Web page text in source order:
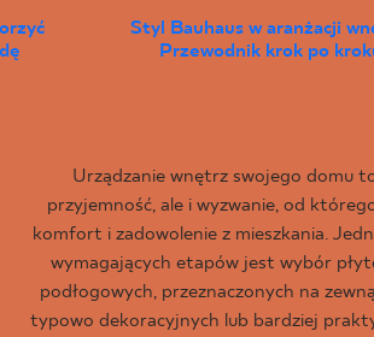
Styl Bauhaus w aranżacji
Przewodnik krok po
Urządzanie wnętrz swojego domu
przyjemność, ale i wyzwanie, od
komfort i zadowolenie z mieszkania.
wymagających etapów jest wybór
podłogowych, przeznaczonych na
typowo dekoracyjnych lub bardziej